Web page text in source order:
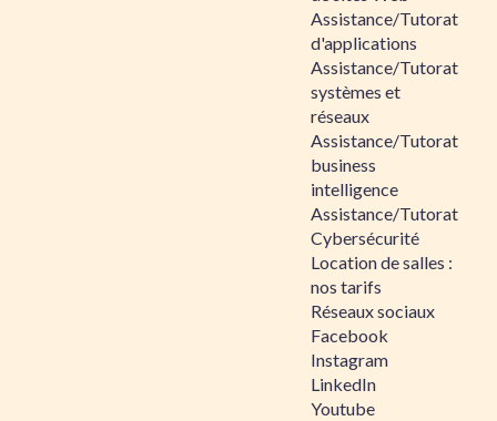
Assistance/Tutorat
d'applications
Assistance/Tutorat
systèmes et
réseaux
Assistance/Tutorat
business
intelligence
Assistance/Tutorat
Cybersécurité
Location de salles :
nos tarifs
Réseaux sociaux
Facebook
Instagram
LinkedIn
Youtube